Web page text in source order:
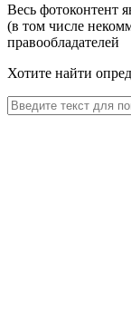
Весь фотоконтент
(в том числе
правообладателей
Хотите найти